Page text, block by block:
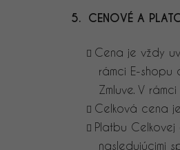
5. CENOVÉ A
Cena je vždy
rámci E-
Zmluve. V
Celková cena
Platbu
nasledujúcimi